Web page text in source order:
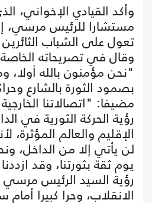
وأكد القيادي الإخواني،
مستشارا للرئيس مرسي،
تعول على الشباب
"نحن مؤمنون بالله أولا،
بصمود الثورة بالشارع
مضيفا: "اتصالاتنا
رؤية الحركة الثورية في
الإقليم والعالم المؤثرة،
لن يأتي إلا من الداخل،
يوم ثقة بثورتنا، وقد
رؤية السيد الرئيس
الانقلاب، وحرا كبيرا أمام